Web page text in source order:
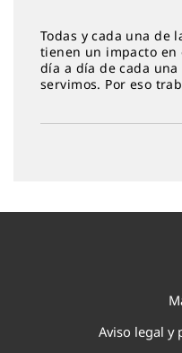
Todas y cada una de
tienen un impacto en
día a día de cada
servimos. Por eso
Aviso legal y